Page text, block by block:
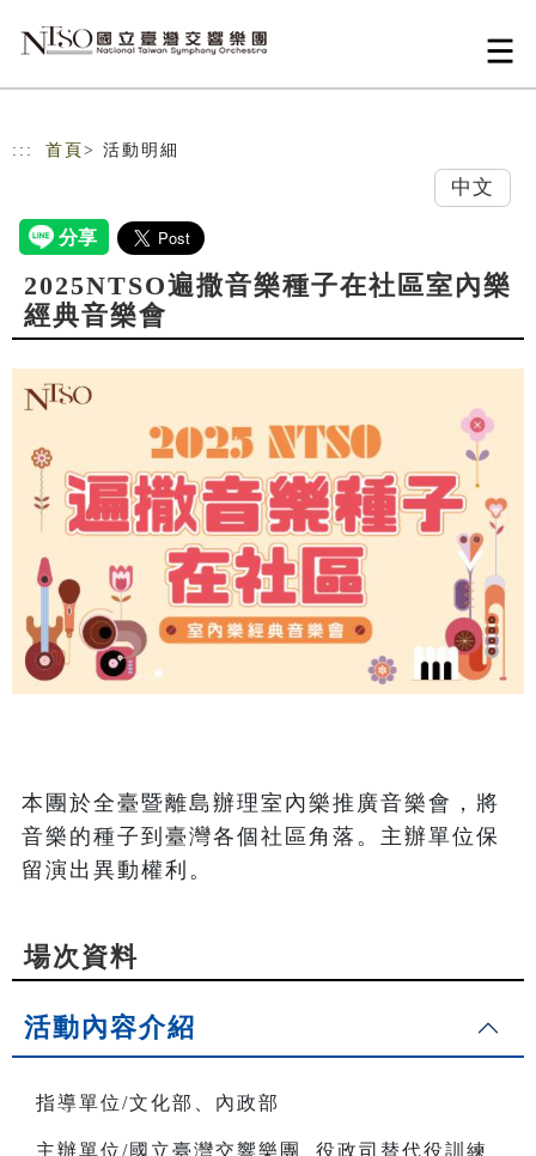
::: 首頁 > 活動明細
中文
2025NTSO遍撒音樂種子在社區室內樂
經典音樂會
本團於全臺暨離島辦理室內樂推廣音樂會，將
音樂的種子到臺灣各個社區角落。主辦單位保
留演出異動權利。
場次資料
活動內容介紹
指導單位/文化部、內政部
主辦單位/國立臺灣交響樂團 役政司替代役訓練